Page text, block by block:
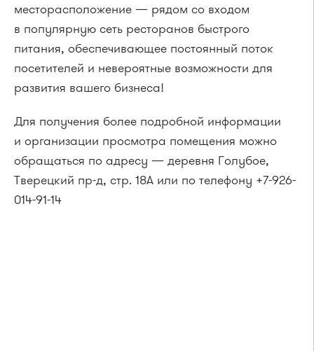
месторасположение — рядом со входом
в популярную сеть ресторанов быстрого
питания, обеспечивающее постоянный поток
посетителей и невероятные возможности для
развития вашего бизнеса!
Для получения более подробной информации
и организации просмотра помещения можно
обращаться по адресу — деревня Голубое,
Тверецкий пр-д, стр. 18А или по телефону +7-926-
014-91-14